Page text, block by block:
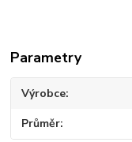
Parametry
Výrobce
Průměr